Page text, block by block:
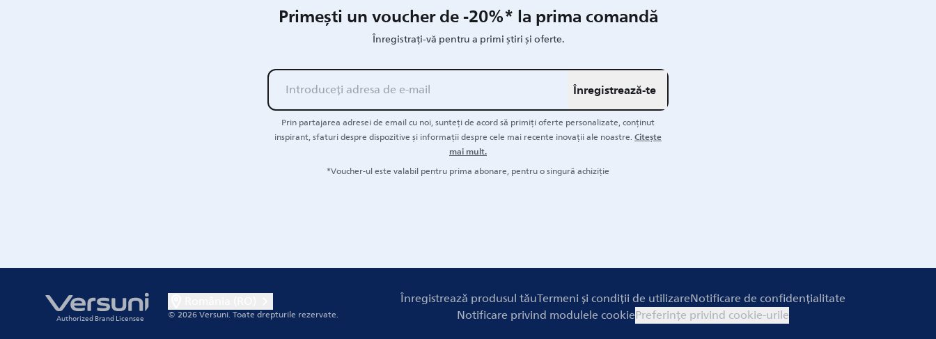
Primești un voucher de -20%* la prima comandă
Înregistrați-vă pentru a primi știri și oferte.
Înregistrează-te
Prin partajarea adresei de email cu noi, sunteți de acord să primiți oferte personalizate, conținut
inspirant, sfaturi despre dispozitive și informații despre cele mai recente inovații ale noastre.Citește
mai mult.
*Voucher-ul este valabil pentru prima abonare, pentru o singură achiziție
Authorized Brand Licensee
Înregistrează produsul tăuTermeni și condiții de utilizareNotificare de confidențialitate
Notificare privind modulele cookiePreferințe privind cookie-urile
© 2026 Versuni.Toate drepturile rezervate.